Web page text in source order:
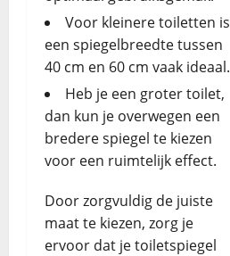
Voor kleinere toiletten is
een spiegelbreedte tussen
40 cm en 60 cm vaak ideaal.
Heb je een groter toilet,
dan kun je overwegen een
bredere spiegel te kiezen
voor een ruimtelijk effect.
Door zorgvuldig de juiste
maat te kiezen, zorg je
ervoor dat je toiletspiegel